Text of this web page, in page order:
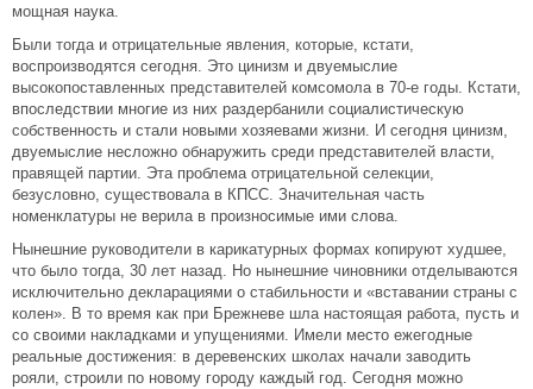
мощная наука.
Были тогда и отрицательные явления, которые, кстати,
воспроизводятся сегодня. Это цинизм и двуемыслие
высокопоставленных представителей комсомола в 70-е годы. Кстати,
впоследствии многие из них раздербанили социалистическую
собственность и стали новыми хозяевами жизни. И сегодня цинизм,
двуемыслие несложно обнаружить среди представителей власти,
правящей партии. Эта проблема отрицательной селекции,
безусловно, существовала в КПСС. Значительная часть
номенклатуры не верила в произносимые ими слова.
Нынешние руководители в карикатурных формах копируют худшее,
что было тогда, 30 лет назад. Но нынешние чиновники отделываются
исключительно декларациями о стабильности и «вставании страны с
колен». В то время как при Брежневе шла настоящая работа, пусть и
со своими накладками и упущениями. Имели место ежегодные
реальные достижения: в деревенских школах начали заводить
рояли, строили по новому городу каждый год. Сегодня можно